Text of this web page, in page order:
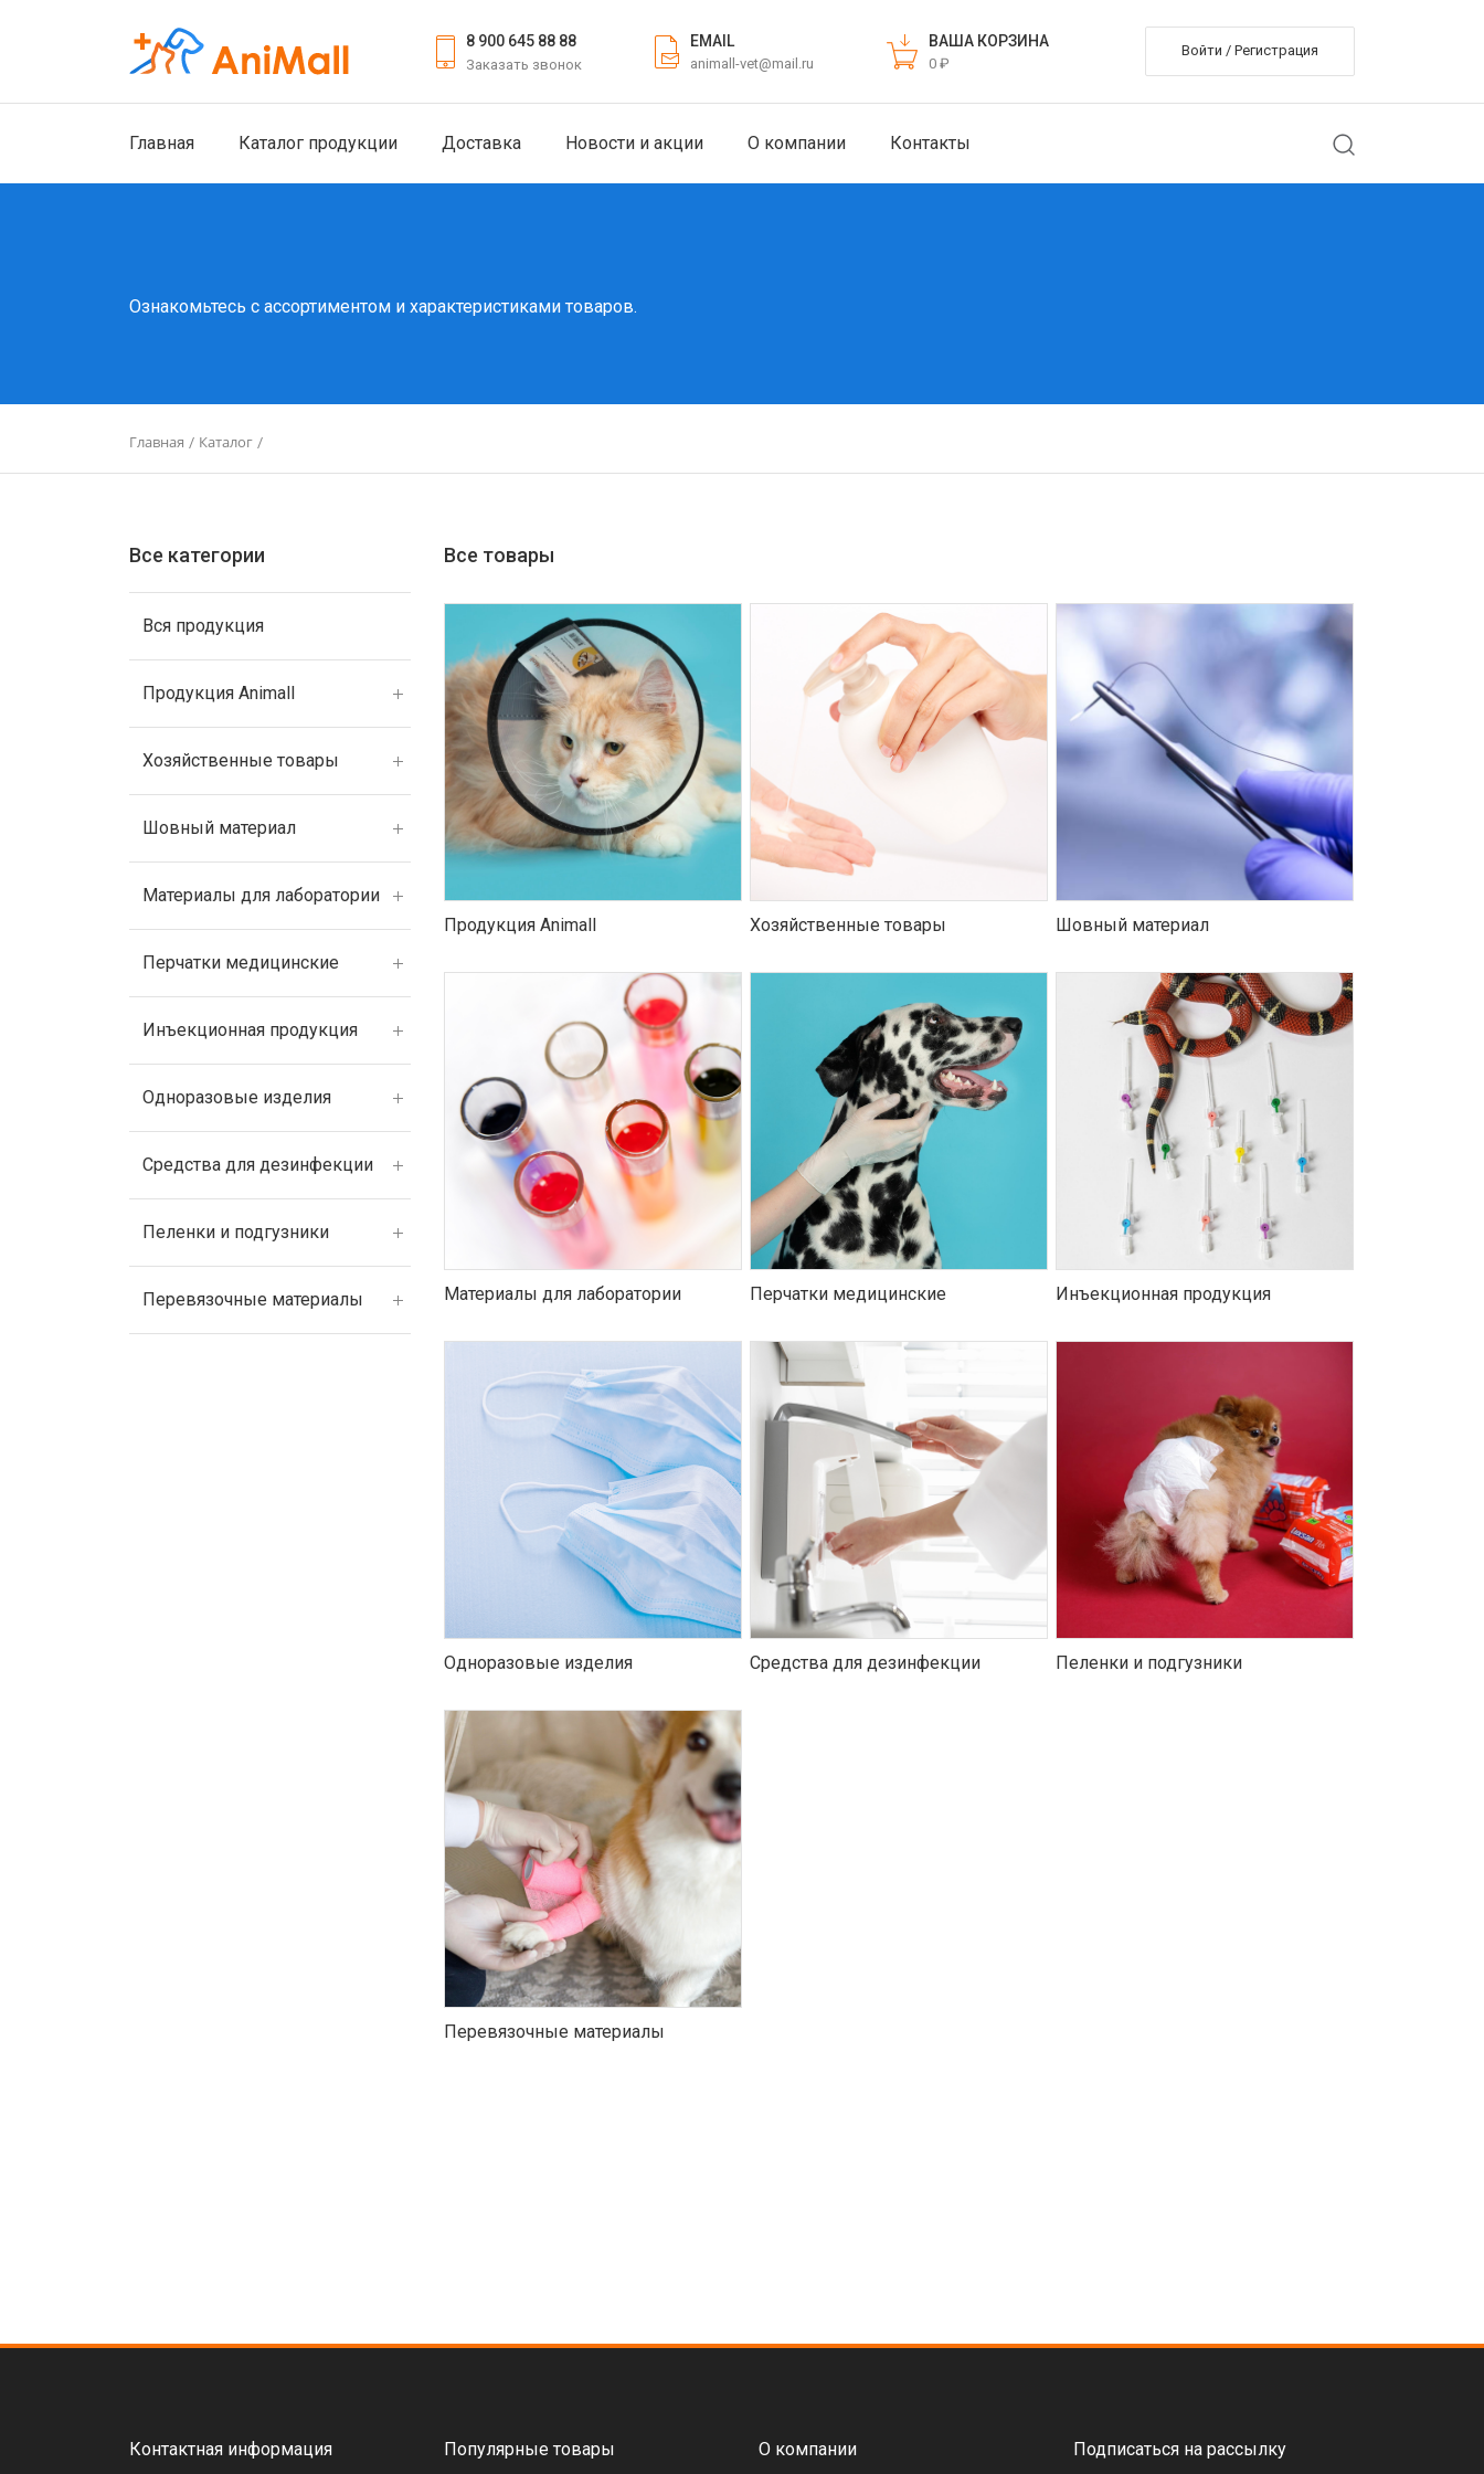
8 900 645 88 88
Заказать звонок
EMAIL
animall-vet@mail.ru
ВАША КОРЗИНА
0 ₽
Войти / Регистрация
Главная Каталог продукции Доставка Новости и акции О компании Контакты
Ознакомьтесь с ассортиментом и характеристиками товаров.
Главная / Каталог /
Все категории
Вся продукция
Продукция Animall
Хозяйственные товары
Шовный материал
Материалы для лаборатории
Перчатки медицинские
Инъекционная продукция
Одноразовые изделия
Средства для дезинфекции
Пеленки и подгузники
Перевязочные материалы
Все товары
Продукция Animall Хозяйственные товары Шовный материал
Материалы для лаборатории Перчатки медицинские Инъекционная продукция
Одноразовые изделия Средства для дезинфекции Пеленки и подгузники
Перевязочные материалы
Контактная информация Популярные товары О компании Подписаться на рассылку